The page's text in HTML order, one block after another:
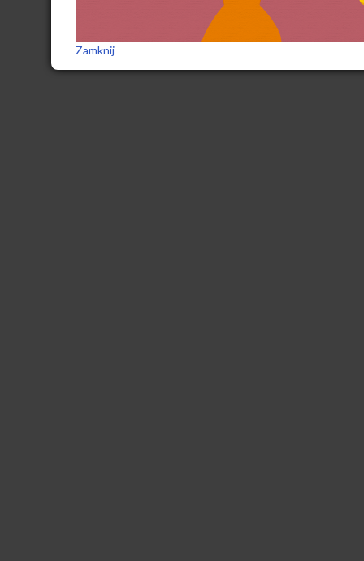
Zamknij